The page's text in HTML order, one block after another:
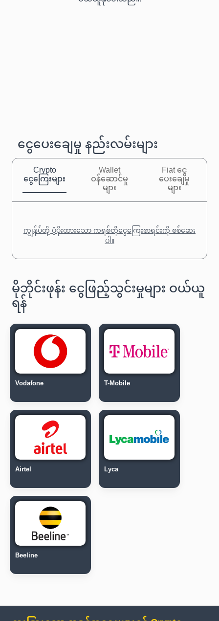
ငွေပေးချေမှု နည်းလမ်းများ
Crypto
ငွေကြေးများ
Wallet
ဝန်ဆောင်မှု
များ
Fiat ငွေ
ပေးချေမှု
များ
ကျွန်ုပ်တို့ ပံ့ပိုးထားသော ကရစ်တိုငွေကြေးစာရင်းကို စစ်ဆေး
ပါ။
မိုဘိုင်းဖုန်း ငွေဖြည့်သွင်းမှုများ ဝယ်ယူ
ရန်
Vodafone T-Mobile
Airtel Lyca
Beeline